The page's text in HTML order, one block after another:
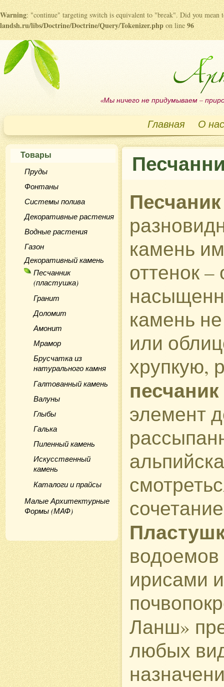
Warning: "continue" targeting switch is equivalent to "break". Did you mean
landsh.ru/libs/Doctrine/Doctrine/Query/Tokenizer.phpon line96
«Мы ничего не придумываем –
Главная О нас
Товары
Пруды
Фонтаны
Системы полива
Декоративные растения
Водные растения
Газон
Декоративный камень
Песчанник
(пластушка)
Гранит
Доломит
Амонит
Мрамор
Брусчатка из
натурального камня
Галтованный камень
Валуны
Глыбы
Галька
Пиленный камень
Искусственный
камень
Каталоги и прайсы
Малые Архитектурные
Формы (МАФ)
Песчаник
камень
оттенок
камень
или
хрупкую,
песчаник
элемент
ирисами
Ланш»
любых